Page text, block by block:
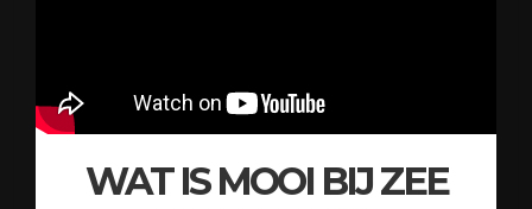
WAT IS MOOI BIJ ZEE